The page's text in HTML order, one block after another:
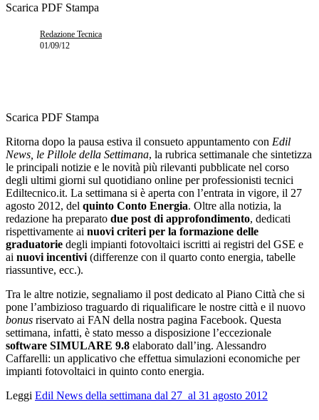
Scarica PDF Stampa
Redazione Tecnica
01/09/12
Scarica PDF Stampa
Ritorna dopo la pausa estiva il consueto appuntamento con Edil
News, le Pillole della Settimana, la rubrica settimanale che sintetizza
le principali notizie e le novità più rilevanti pubblicate nel corso
degli ultimi giorni sul quotidiano online per professionisti tecnici
Ediltecnico.it. La settimana si è aperta con l’entrata in vigore, il 27
agosto 2012, del quinto Conto Energia. Oltre alla notizia, la
redazione ha preparato due post di approfondimento, dedicati
rispettivamente ai nuovi criteri per la formazione delle
graduatorie degli impianti fotovoltaici iscritti ai registri del GSE e
ai nuovi incentivi (differenze con il quarto conto energia, tabelle
riassuntive, ecc.).
Tra le altre notizie, segnaliamo il post dedicato al Piano Città che si
pone l’ambizioso traguardo di riqualificare le nostre città e il nuovo
bonus riservato ai FAN della nostra pagina Facebook. Questa
settimana, infatti, è stato messo a disposizione l’eccezionale
software SIMULARE 9.8 elaborato dall’ing. Alessandro
Caffarelli: un applicativo che effettua simulazioni economiche per
impianti fotovoltaici in quinto conto energia.
Leggi Edil News della settimana dal 27 al 31 agosto 2012